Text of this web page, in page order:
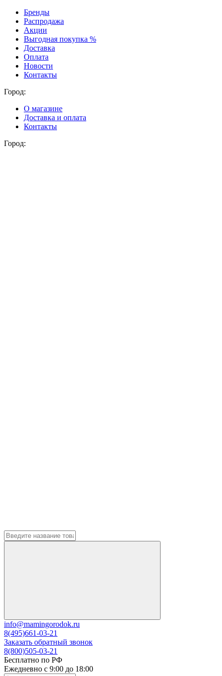
Бренды
Распродажа
Акции
Выгодная покупка %
Доставка
Оплата
Новости
Контакты
Город:
О магазине
Доставка и оплата
Контакты
Город:
info@mamingorodok.ru
8(495)661-03-21
Заказать обратный звонок
8(800)505-03-21
Бесплатно по РФ
Ежедневно с 9:00 до 18:00